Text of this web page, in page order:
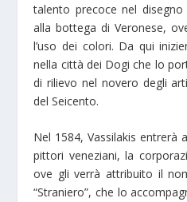
talento precoce nel
alla bottega di Veronese,
l’uso dei colori. Da qui
nella città dei Dogi che lo
di rilievo nel novero degli
del Seicento.
Nel 1584, Vassilakis entrerà
pittori veneziani, la
ove gli verrà attribuito il
“Straniero”, che lo